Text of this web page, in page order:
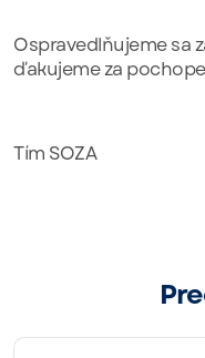
Ospravedlňujeme sa
ďakujeme za
Tím SOZA